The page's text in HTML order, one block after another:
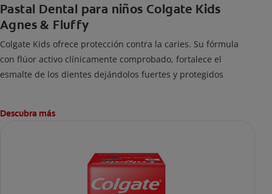
Pastal Dental para niños Colgate Kids
Agnes & Fluffy
Colgate Kids ofrece protección contra la caries. Su fórmula
con flúor activo clínicamente comprobado, fortalece el
esmalte de los dientes dejándolos fuertes y protegidos
Descubra más